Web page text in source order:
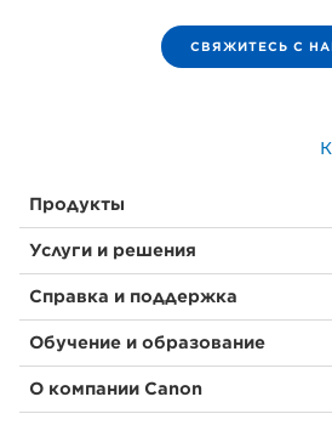
СВЯЖИТЕСЬ С
Продукты
Услуги и решения
Справка и поддержка
Обучение и образование
О компании Canon